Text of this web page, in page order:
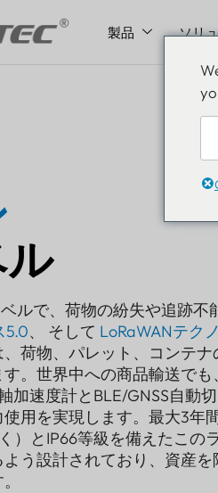
製品 ソリ
ルで、荷物の紛失や追跡不
5.0、 そして LoRaWANテク
荷物、パレット、コンテ
。世界中への商品輸送で
加速度計とBLE/GNSS自動
用を実現します。最大3年
）とIP66等級を備えたこの
う設計されており、資産